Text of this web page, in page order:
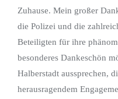
Zuhause. Mein großer
die Polizei und die
Beteiligten für ihre
besonderes Dankeschön
Halberstadt aussprechen,
herausragendem